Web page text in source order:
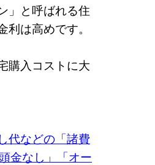
」と呼ばれる住
は高めです。
購入コストに大
代などの「諸費
金なし」「オー